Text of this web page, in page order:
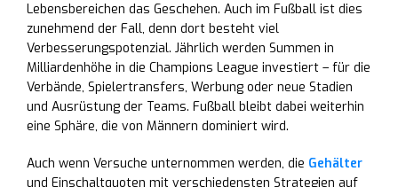
Lebensbereichen das Geschehen. Auch im Fußball ist dies
zunehmend der Fall, denn dort besteht viel
Verbesserungspotenzial. Jährlich werden Summen in
Milliardenhöhe in die Champions League investiert – für die
Verbände, Spielertransfers, Werbung oder neue Stadien
und Ausrüstung der Teams. Fußball bleibt dabei weiterhin
eine Sphäre, die von Männern dominiert wird.
Auch wenn Versuche unternommen werden, die Gehälter
und Einschaltquoten mit verschiedensten Strategien auf